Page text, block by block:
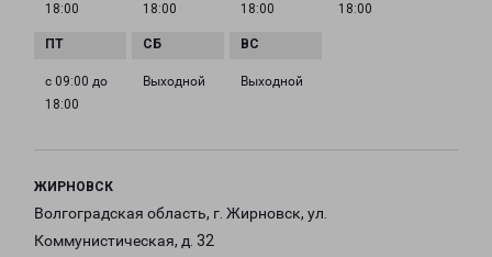
18:00
18:00
18:00
18:00
с 09:00 до
18:00
Выходной Выходной
ЖИРНОВСК
Волгоградская область, г. Жирновск, ул.
Коммунистическая, д. 32